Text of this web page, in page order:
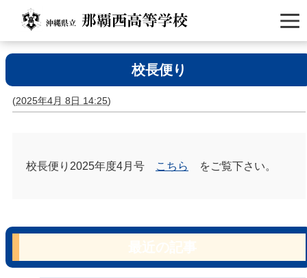
校長便り
(2025年4月 8日 14:25)
校長便り2025年度4月号 こちら をご覧下さい。